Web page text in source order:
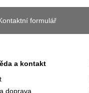
formulář
a kontakt
doprava